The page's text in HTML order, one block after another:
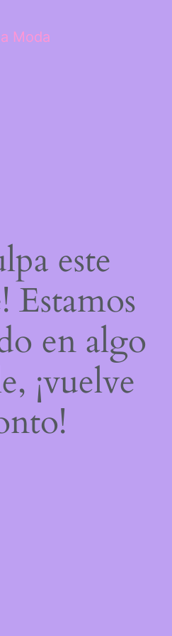
Moda
este
Estamos
en algo
¡vuelve